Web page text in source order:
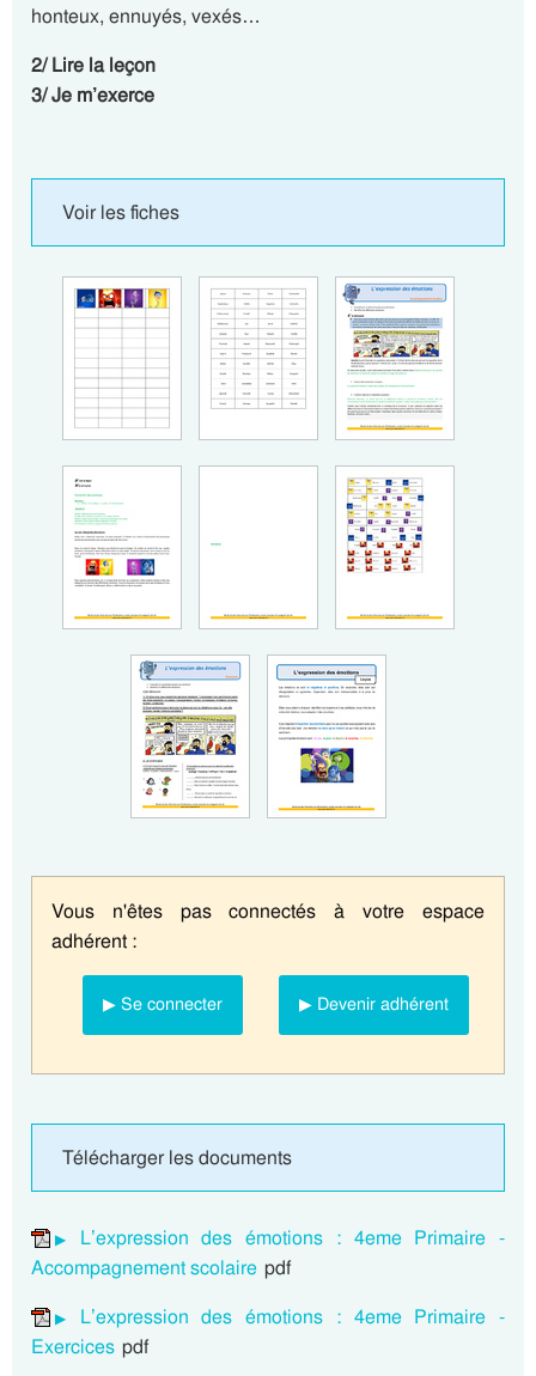
honteux, ennuyés, vexés…
2/ Lire la leçon
3/ Je m’exerce
Voir les fiches
Vous n'êtes pas connectés à votre espace
adhérent :
▶ Se connecter ▶ Devenir adhérent
Télécharger les documents
L’expression des émotions : 4eme Primaire -
Accompagnement scolaire pdf
L’expression des émotions : 4eme Primaire -
Exercices pdf